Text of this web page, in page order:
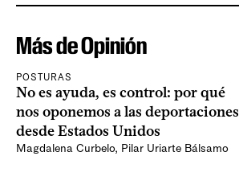
Más de Opinión
POSTURAS
No es ayuda, es control: por qué
nos oponemos a las deportaciones
desde Estados Unidos
Magdalena Curbelo, Pilar Uriarte Bálsamo